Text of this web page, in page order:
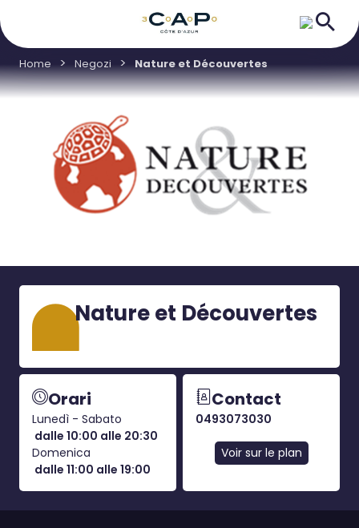
Home Negozi Nature et Découvertes
Nature et Découvertes
Orari
Lunedì - Sabato
dalle 10:00 alle 20:30
Domenica
dalle 11:00 alle 19:00
Contact
0493073030
Voir sur le plan